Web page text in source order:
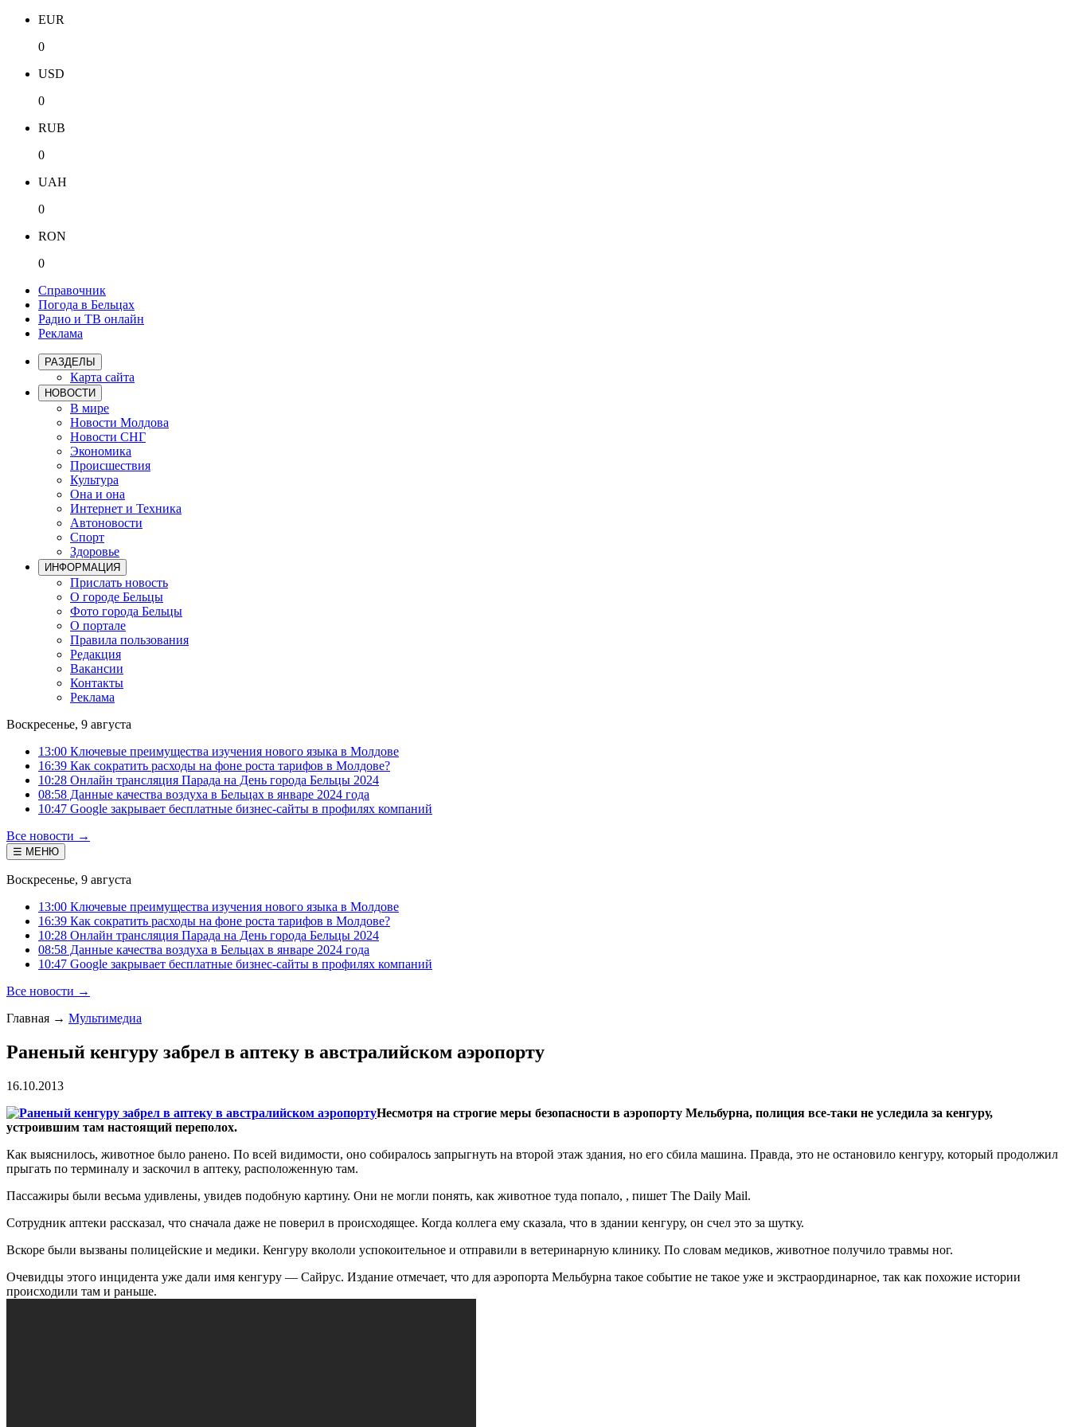
EUR
0
USD
0
RUB
0
UAH
0
RON
0
Справочник
Погода в Бельцах
Радио и ТВ онлайн
Реклама
РАЗДЕЛЫ
Карта сайта
НОВОСТИ
В мире
Новости Молдова
Новости СНГ
Экономика
Происшествия
Культура
Она и она
Интернет и Техника
Автоновости
Спорт
Здоровье
ИНФОРМАЦИЯ
Прислать новость
О городе Бельцы
Фото города Бельцы
О портале
Правила пользования
Редакция
Вакансии
Контакты
Реклама
Воскресенье, 9 августа
13:00 Ключевые преимущества изучения нового языка в Молдове
16:39 Как сократить расходы на фоне роста тарифов в Молдове?
10:28 Онлайн трансляция Парада на День города Бельцы 2024
08:58 Данные качества воздуха в Бельцах в январе 2024 года
10:47 Google закрывает бесплатные бизнес-сайты в профилях компаний
Все новости →
☰ МЕНЮ
Воскресенье, 9 августа
13:00 Ключевые преимущества изучения нового языка в Молдове
16:39 Как сократить расходы на фоне роста тарифов в Молдове?
10:28 Онлайн трансляция Парада на День города Бельцы 2024
08:58 Данные качества воздуха в Бельцах в январе 2024 года
10:47 Google закрывает бесплатные бизнес-сайты в профилях компаний
Все новости →
Главная → Мультимедиа
Раненый кенгуру забрел в аптеку в австралийском аэропорту
16.10.2013
Несмотря на строгие меры безопасности в аэропорту Мельбурна, полиция все-таки не уследила за кенгуру,
устроившим там настоящий переполох.
Как выяснилось, животное было ранено. По всей видимости, оно собиралось запрыгнуть на второй этаж здания, но его сбила машина. Правда, это не остановило кенгуру, который продолжил
прыгать по терминалу и заскочил в аптеку, расположенную там.
Пассажиры были весьма удивлены, увидев подобную картину. Они не могли понять, как животное туда попало, , пишет The Daily Mail.
Сотрудник аптеки рассказал, что сначала даже не поверил в происходящее. Когда коллега ему сказала, что в здании кенгуру, он счел это за шутку.
Вскоре были вызваны полицейские и медики. Кенгуру вкололи успокоительное и отправили в ветеринарную клинику. По словам медиков, животное получило травмы ног.
Очевидцы этого инцидента уже дали имя кенгуру — Сайрус. Издание отмечает, что для аэропорта Мельбурна такое событие не такое уже и экстраординарное, так как похожие истории
происходили там и раньше.